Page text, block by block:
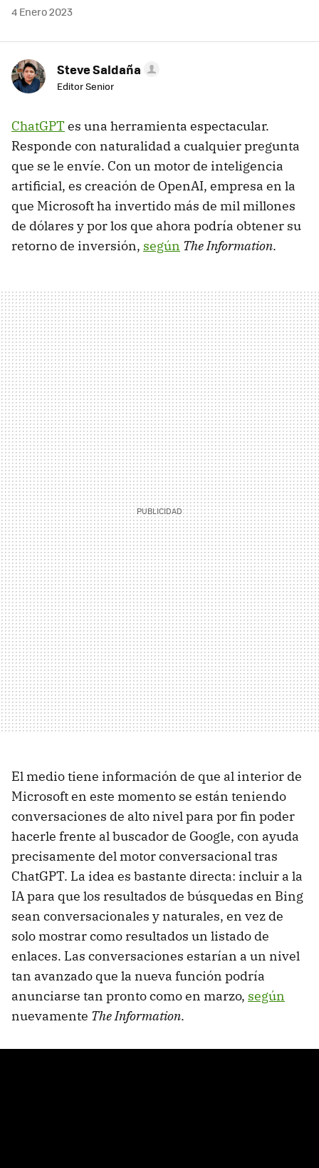
4 Enero 2023
Steve Saldaña
Editor Senior
ChatGPTes una herramienta espectacular.
Responde con naturalidad a cualquier pregunta
que se le envíe. Con un motor de inteligencia
artificial, es creación de OpenAI, empresa en la
que Microsoft ha invertido más de mil millones
de dólares y por los que ahora podría obtener su
retorno de inversión, según The Information.
El medio tiene información de que al interior de
Microsoft en este momento se están teniendo
conversaciones de alto nivel para por fin poder
hacerle frente al buscador de Google, con ayuda
precisamente del motor conversacional tras
ChatGPT. La idea es bastante directa: incluir a la
IA para que los resultados de búsquedas en Bing
sean conversacionales y naturales, en vez de
solo mostrar como resultados un listado de
enlaces. Las conversaciones estarían a un nivel
tan avanzado que la nueva función podría
anunciarse tan pronto como en marzo, según
nuevamente The Information.